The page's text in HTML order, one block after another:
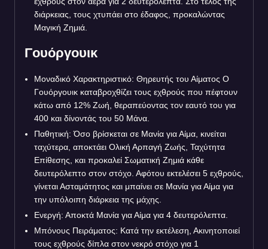
διάρκειας, τους χτυπάει στο έδαφος, προκαλώντας
Μαγική Ζημιά.
Γουόργουικ
Μοναδικό Χαρακτηριστικό: Θηρευτής του Αίματος Ο
Γουόργουικ καταβροχθίζει τους εχθρούς που πέφτουν
κάτω από 12% Ζωή, θεραπεύοντας τον εαυτό του για
400 και δίνοντάς του 50 Μάνα.
Παθητική: Όσο βρίσκεται σε Μανία για Αίμα, κινείται
ταχύτερα, αποκτάει Ολική Αρπαγή Ζωής, Ταχύτητα
Επίθεσης, και προκαλεί Σωματική Ζημιά κάθε
δευτερόλεπτο στον στόχο. Αφότου εκτελέσει 5 εχθρούς,
γίνεται Ασταμάτητος και μπαίνει σε Μανία για Αίμα για
την υπόλοιπη διάρκεια της μάχης.
Ενεργή: Αποκτά Μανία για Αίμα για 4 δευτερόλεπτα.
Μπόνους Πειράματος: Κατά την εκτέλεση, Ακινητοποιεί
τους εχθρούς δίπλα στον νεκρό στόχο για 1